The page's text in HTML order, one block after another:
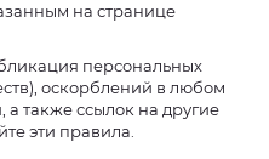
на странице
персональных
оскорблений в любом
также ссылок на другие
эти правила.